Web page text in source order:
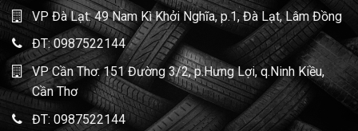
VP Đà Lạt: 49 Nam Kì Khởi Nghĩa, p.1, Đà Lạt, Lâm Đồng
ĐT:0987522144
VP Cần Thơ: 151 Đường 3/2, p.Hưng Lợi, q.Ninh Kiều,
Cần Thơ
ĐT: 0987522144